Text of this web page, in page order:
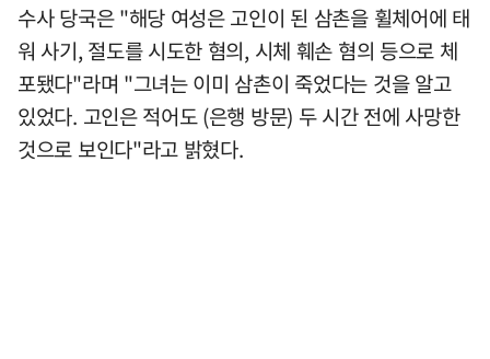
수사 당국은 "해당 여성은 고인이 된 삼촌을 휠체어에 태
워 사기, 절도를 시도한 혐의, 시체 훼손 혐의 등으로 체
포됐다"라며 "그녀는 이미 삼촌이 죽었다는 것을 알고
있었다. 고인은 적어도 (은행 방문) 두 시간 전에 사망한
것으로 보인다"라고 밝혔다.